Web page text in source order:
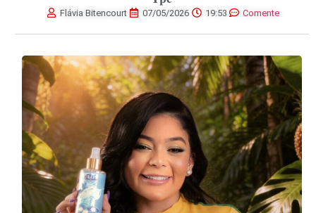
Flávia Bitencourt 07/05/2026 19:53 Comente